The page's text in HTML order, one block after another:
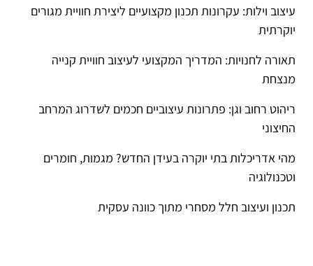
עיצוב וילות: עקרונות תכנון מקצועיים ליצירת חוויית מגורים
יוקרתית
תאורה לחנויות: המדריך המקצועי לעיצוב חוויית קנייה
מנצחת
ריהוט רחוב וגן: פתרונות עיצוביים חכמים לשדרוג המרחב
החיצוני
מהי אדריכלות בתי יוקרה בעידן החדש? מגמות, חומרים
וטכנולוגיה
תכנון ועיצוב חלל מסחרי מתוך כוונה עסקית